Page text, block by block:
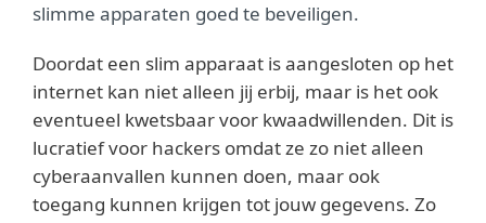
slimme apparaten goed te beveiligen.
Doordat een slim apparaat is aangesloten op het
internet kan niet alleen jij erbij, maar is het ook
eventueel kwetsbaar voor kwaadwillenden. Dit is
lucratief voor hackers omdat ze zo niet alleen
cyberaanvallen kunnen doen, maar ook
toegang kunnen krijgen tot jouw gegevens. Zo